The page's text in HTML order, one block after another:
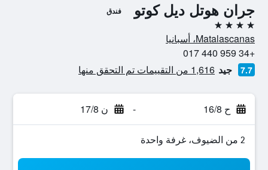
جران هوتل ديل كوتو فندق
4 نجوم
Matalascanas، أسبانيا
+34 959 440 017
7.7 جيد 1,616 من التقييمات تم التحقق منها
ح 16/8 - ن 17/8
2 من الضيوف، غرفة واحدة